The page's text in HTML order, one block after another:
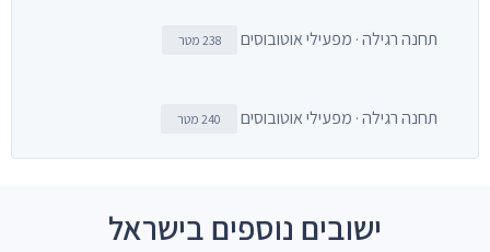
תחנה רגילה · מפעילי אוטובוסים 238 מטר
תחנה רגילה · מפעילי אוטובוסים 240 מטר
ישובים נוספים בישראל